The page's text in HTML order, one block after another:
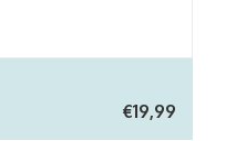
€19,99